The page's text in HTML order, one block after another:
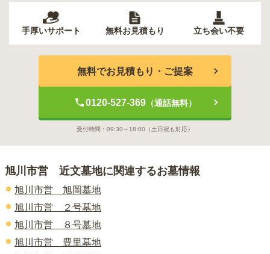
手厚いサポート 無料お見積もり 立ち会い不要
無料でお見積もり・ご提案
0120-527-369（通話無料）
受付時間： 09:30～18:00 （土日祝も対応）
旭川市営 近文墓地に関連するお墓情報
旭川市営 旭岡墓地
旭川市営 ２号墓地
旭川市営 ８号墓地
旭川市営 豊里墓地